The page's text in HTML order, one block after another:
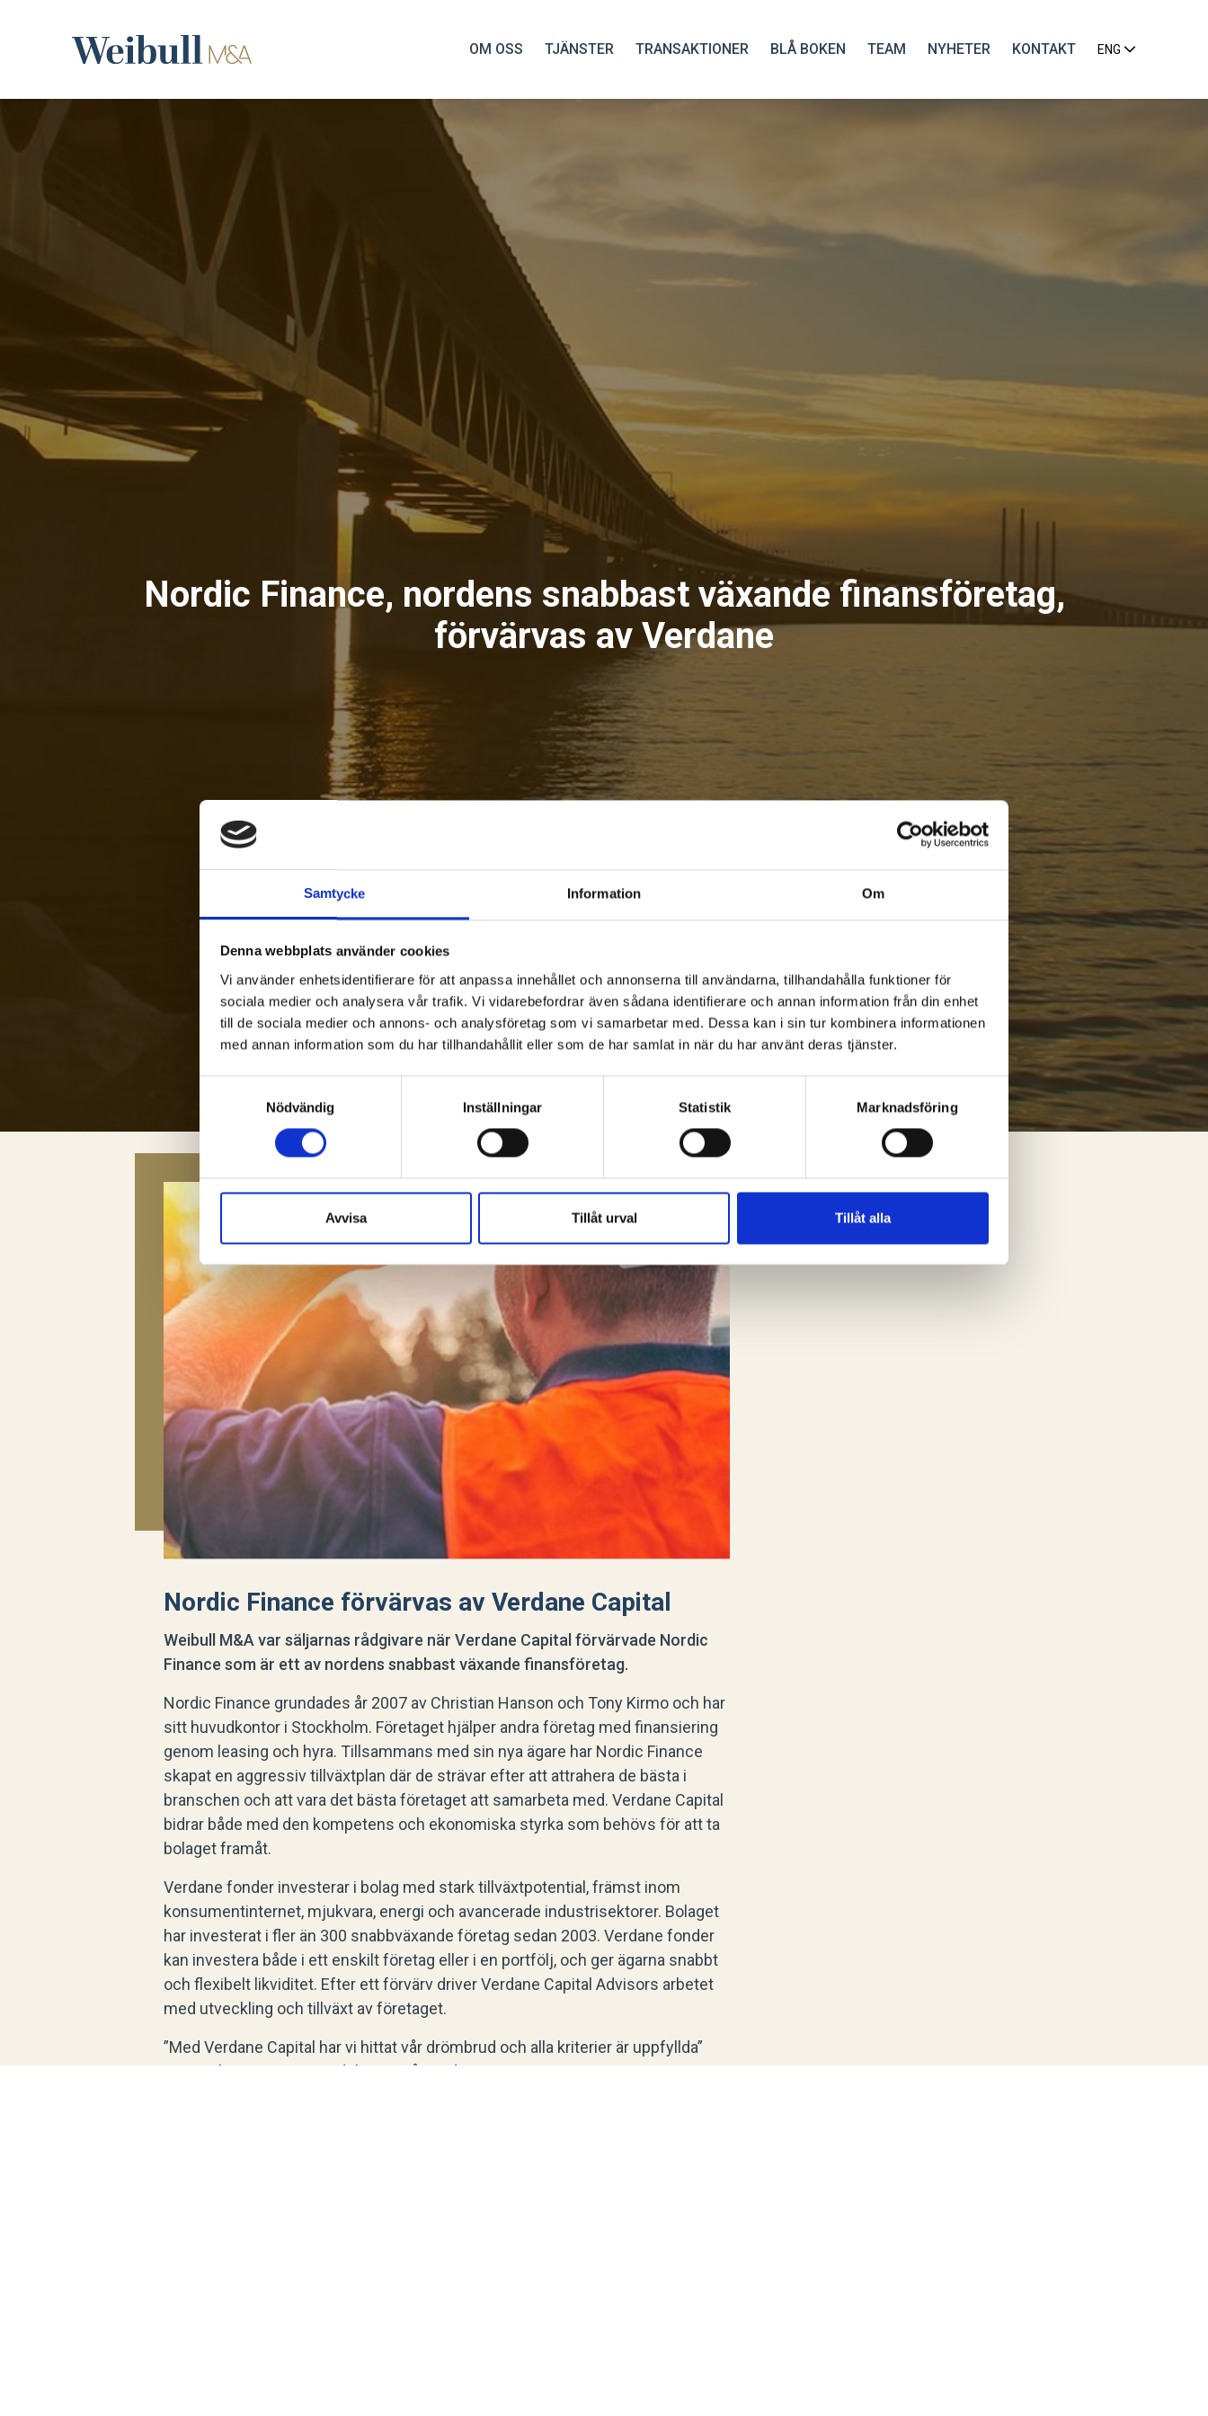
Samtycke Information Om
Denna webbplats använder cookies
Vi använder enhetsidentifierare för att anpassa innehållet och annonserna till användarna, tillhandahålla funktioner för
sociala medier och analysera vår trafik. Vi vidarebefordrar även sådana identifierare och annan information från din enhet
till de sociala medier och annons- och analysföretag som vi samarbetar med. Dessa kan i sin tur kombinera informationen
med annan information som du har tillhandahållit eller som de har samlat in när du har använt deras tjänster.
Nödvändig
Inställningar Statistik Marknadsföring
Avvisa Tillåt urval Tillåt alla
OM OSS TJÄNSTER TRANSAKTIONER BLÅ BOKEN TEAM NYHETER KONTAKT ENG
Nordic Finance, nordens snabbast växande finansföretag,
förvärvas av Verdane
Nordic Finance förvärvas av Verdane Capital
Weibull M&A var säljarnas rådgivare när Verdane Capital förvärvade Nordic
Finance som är ett av nordens snabbast växande finansföretag.
Nordic Finance grundades år 2007 av Christian Hanson och Tony Kirmo och har
sitt huvudkontor i Stockholm. Företaget hjälper andra företag med finansiering
genom leasing och hyra. Tillsammans med sin nya ägare har Nordic Finance
skapat en aggressiv tillväxtplan där de strävar efter att attrahera de bästa i
branschen och att vara det bästa företaget att samarbeta med. Verdane Capital
bidrar både med den kompetens och ekonomiska styrka som behövs för att ta
bolaget framåt.
Verdane fonder investerar i bolag med stark tillväxtpotential, främst inom
konsumentinternet, mjukvara, energi och avancerade industrisektorer. Bolaget
har investerat i fler än 300 snabbväxande företag sedan 2003. Verdane fonder
kan investera både i ett enskilt företag eller i en portfölj, och ger ägarna snabbt
och flexibelt likviditet. Efter ett förvärv driver Verdane Capital Advisors arbetet
med utveckling och tillväxt av företaget.
”Med Verdane Capital har vi hittat vår drömbrud och alla kriterier är uppfyllda”
säger Christian Hanson, delägare på Nordic Finance.